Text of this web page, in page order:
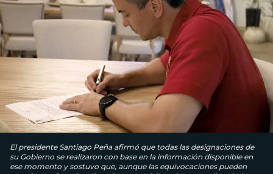
El presidente Santiago Peña afirmó que todas las designaciones de
su Gobierno se realizaron con base en la información disponible en
ese momento y sostuvo que, aunque las equivocaciones pueden